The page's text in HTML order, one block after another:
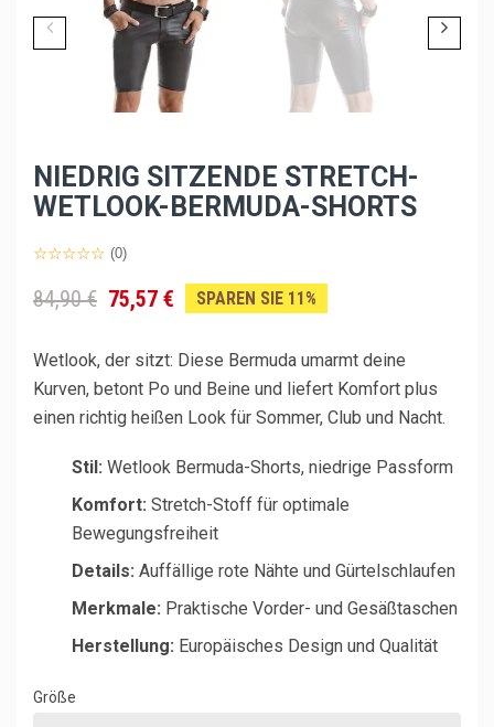
NIEDRIG SITZENDE STRETCH-
WETLOOK-BERMUDA-SHORTS
(0)
84,90 € 75,57 € SPAREN SIE 11%
Wetlook, der sitzt: Diese Bermuda umarmt deine
Kurven, betont Po und Beine und liefert Komfort plus
einen richtig heißen Look für Sommer, Club und Nacht.
Stil: Wetlook Bermuda-Shorts, niedrige Passform
Komfort: Stretch-Stoff für optimale
Bewegungsfreiheit
Details: Auffällige rote Nähte und Gürtelschlaufen
Merkmale: Praktische Vorder- und Gesäßtaschen
Herstellung: Europäisches Design und Qualität
Größe